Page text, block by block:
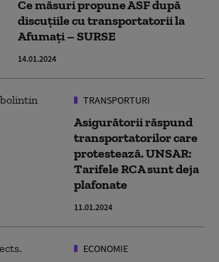
Ce măsuri propune ASF după
discuțiile cu transportatorii la
Afumați – SURSE
14.01.2024
TRANSPORTURI
Asigurătorii răspund
transportatorilor care
protestează. UNSAR:
Tarifele RCA sunt deja
plafonate
11.01.2024
ECONOMIE